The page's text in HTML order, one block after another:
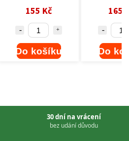
Do košíku
30 dní na vrácení
bez udání důvodu